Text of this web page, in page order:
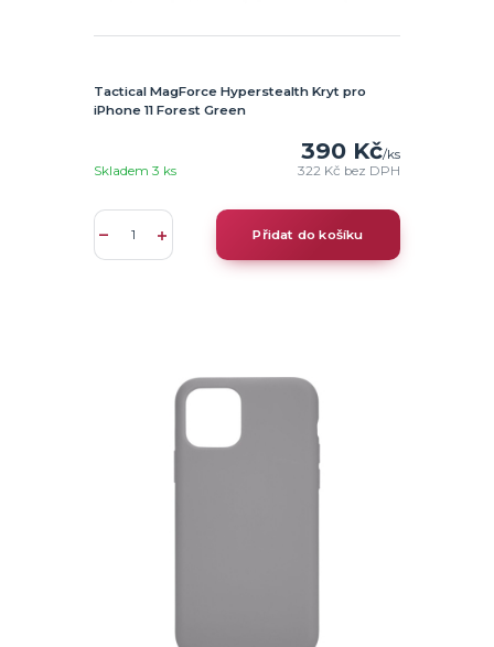
Tactical MagForce Hyperstealth Kryt pro
iPhone 11 Forest Green
390 Kč/ks
322 Kč bez DPH
Skladem 3 ks
Přidat do košíku